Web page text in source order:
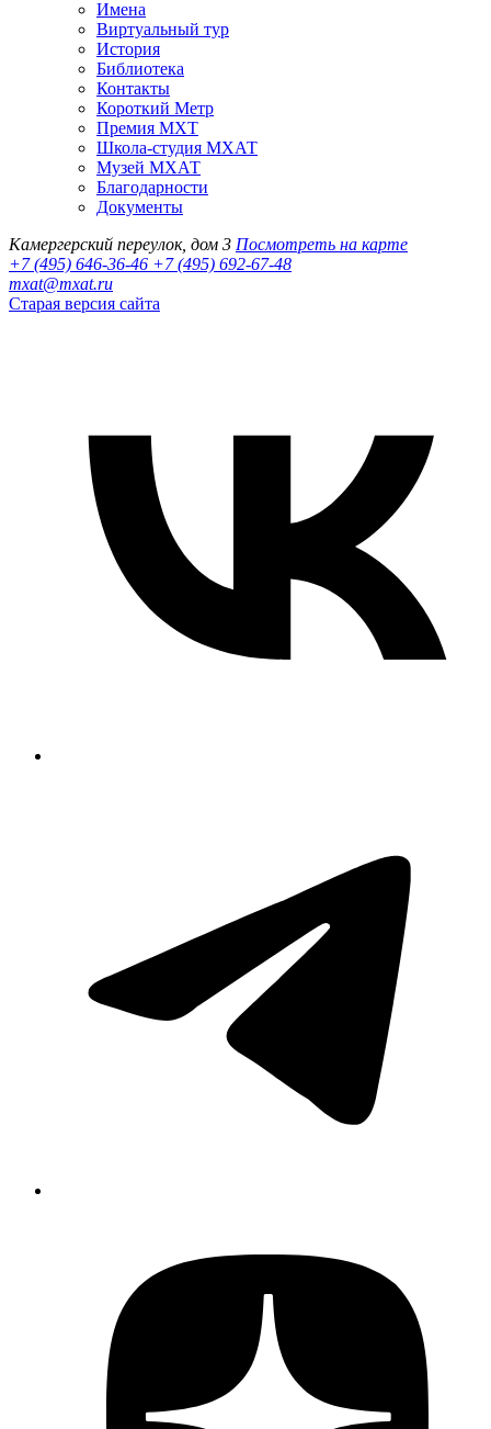
Имена
Виртуальный тур
История
Библиотека
Контакты
Короткий Метр
Премия МХТ
Школа-студия МХАТ
Музей МХАТ
Благодарности
Документы
Камергерский переулок, дом 3 Посмотреть на карте
+7 (495) 646-36-46 +7 (495) 692-67-48‬
mxat@mxat.ru
Старая версия сайта